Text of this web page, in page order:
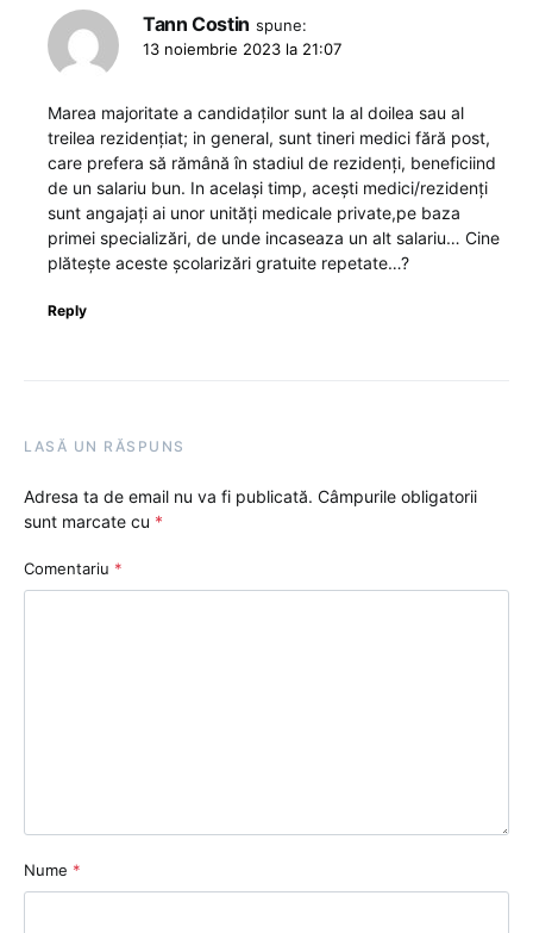
Tann Costin spune:
13 noiembrie 2023 la 21:07
Marea majoritate a candidaților sunt la al doilea sau al
treilea rezidențiat; in general, sunt tineri medici fără post,
care prefera să rămână în stadiul de rezidenți, beneficiind
de un salariu bun. In același timp, acești medici/rezidenți
sunt angajați ai unor unități medicale private,pe baza
primei specializări, de unde incaseaza un alt salariu… Cine
plătește aceste școlarizări gratuite repetate…?
Reply
LASĂ UN RĂSPUNS
Adresa ta de email nu va fi publicată. Câmpurile obligatorii
sunt marcate cu *
Comentariu *
Nume *